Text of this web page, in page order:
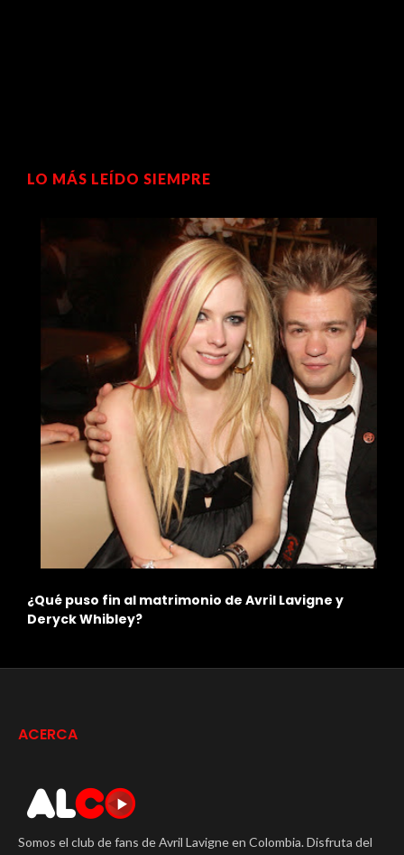
LO MÁS LEÍDO SIEMPRE
¿Qué puso fin al matrimonio de Avril Lavigne y
Deryck Whibley?
ACERCA
Somos el club de fans de Avril Lavigne en Colombia. Disfruta del